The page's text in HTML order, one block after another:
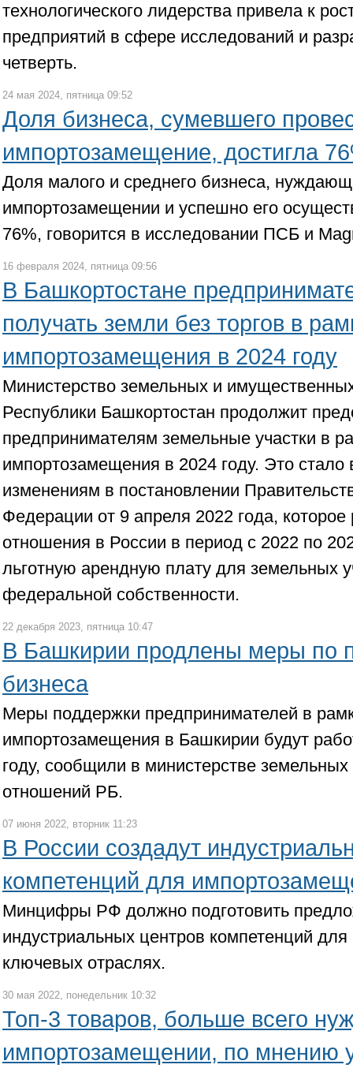
технологического лидерства привела к
предприятий в сфере исследований и
четверть.
24 мая 2024, пятница 09:52
Доля бизнеса, сумевшего
импортозамещение, достигла
Доля малого и среднего бизнеса,
импортозамещении и успешно его
76%, говорится в исследовании ПСБ и
16 февраля 2024, пятница 09:56
В Башкортостане
получать земли без торгов в
импортозамещения в 2024 году
Министерство земельных и
Республики Башкортостан продолжит
предпринимателям земельные участки в
импортозамещения в 2024 году. Это
изменениям в постановлении
Федерации от 9 апреля 2022 года, которое
отношения в России в период с 2022 по
льготную арендную плату для земельных
федеральной собственности.
22 декабря 2023, пятница 10:47
В Башкирии продлены меры по
бизнеса
Меры поддержки предпринимателей в
импортозамещения в Башкирии будут
году, сообщили в министерстве
отношений РБ.
07 июня 2022, вторник 11:23
В России создадут
компетенций для
Минцифры РФ должно подготовить
индустриальных центров компетенций
ключевых отраслях.
30 мая 2022, понедельник 10:32
Топ-3 товаров, больше всего
импортозамещении, по